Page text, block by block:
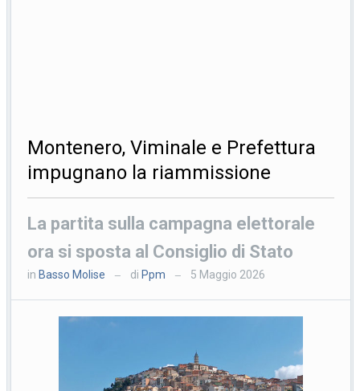
Montenero, Viminale e Prefettura
impugnano la riammissione
La partita sulla campagna elettorale
ora si sposta al Consiglio di Stato
in Basso Molise — di Ppm — 5 Maggio 2026